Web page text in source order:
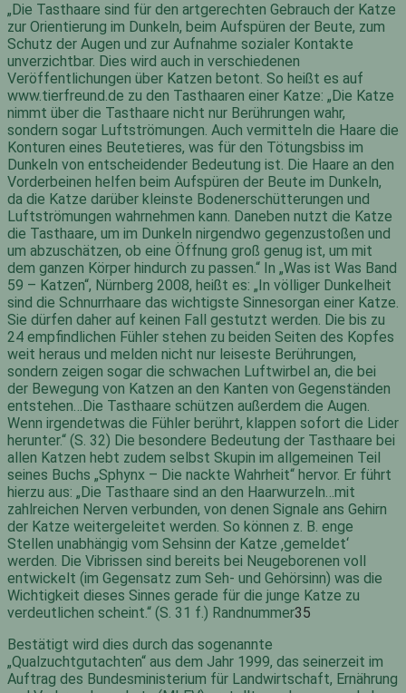
„Die Tasthaare sind für den artgerechten Gebrauch der Katze
zur Orientierung im Dunkeln, beim Aufspüren der Beute, zum
Schutz der Augen und zur Aufnahme sozialer Kontakte
unverzichtbar. Dies wird auch in verschiedenen
Veröffentlichungen über Katzen betont. So heißt es auf
www.tierfreund.de zu den Tasthaaren einer Katze: „Die Katze
nimmt über die Tasthaare nicht nur Berührungen wahr,
sondern sogar Luftströmungen. Auch vermitteln die Haare die
Konturen eines Beutetieres, was für den Tötungsbiss im
Dunkeln von entscheidender Bedeutung ist. Die Haare an den
Vorderbeinen helfen beim Aufspüren der Beute im Dunkeln,
da die Katze darüber kleinste Bodenerschütterungen und
Luftströmungen wahrnehmen kann. Daneben nutzt die Katze
die Tasthaare, um im Dunkeln nirgendwo gegenzustoßen und
um abzuschätzen, ob eine Öffnung groß genug ist, um mit
dem ganzen Körper hindurch zu passen.“ In „Was ist Was Band
59 – Katzen“, Nürnberg 2008, heißt es: „In völliger Dunkelheit
sind die Schnurrhaare das wichtigste Sinnesorgan einer Katze.
Sie dürfen daher auf keinen Fall gestutzt werden. Die bis zu
24 empfindlichen Fühler stehen zu beiden Seiten des Kopfes
weit heraus und melden nicht nur leiseste Berührungen,
sondern zeigen sogar die schwachen Luftwirbel an, die bei
der Bewegung von Katzen an den Kanten von Gegenständen
entstehen…Die Tasthaare schützen außerdem die Augen.
Wenn irgendetwas die Fühler berührt, klappen sofort die Lider
herunter.“ (S. 32) Die besondere Bedeutung der Tasthaare bei
allen Katzen hebt zudem selbst Skupin im allgemeinen Teil
seines Buchs „Sphynx – Die nackte Wahrheit“ hervor. Er führt
hierzu aus: „Die Tasthaare sind an den Haarwurzeln…mit
zahlreichen Nerven verbunden, von denen Signale ans Gehirn
der Katze weitergeleitet werden. So können z. B. enge
Stellen unabhängig vom Sehsinn der Katze ‚gemeldet‘
werden. Die Vibrissen sind bereits bei Neugeborenen voll
entwickelt (im Gegensatz zum Seh- und Gehörsinn) was die
Wichtigkeit dieses Sinnes gerade für die junge Katze zu
verdeutlichen scheint.“ (S. 31 f.) Randnummer35
Bestätigt wird dies durch das sogenannte
„Qualzuchtgutachten“ aus dem Jahr 1999, das seinerzeit im
Auftrag des Bundesministerium für Landwirtschaft, Ernährung